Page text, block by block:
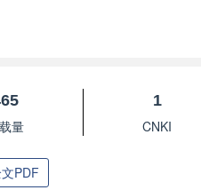
量
1
CNKI
PDF